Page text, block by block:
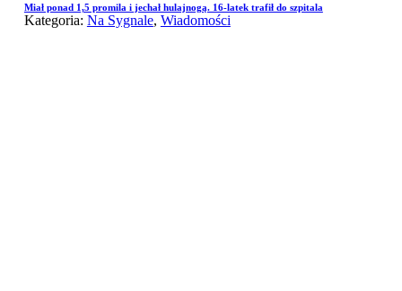
Miał ponad 1,5 promila i jechał hulajnogą. 16-latek trafił do szpitala
Kategoria: Na Sygnale, Wiadomości